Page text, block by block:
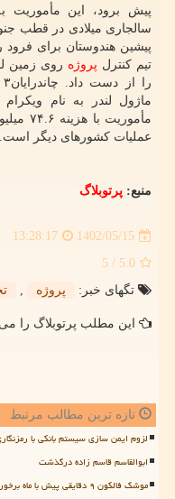
پیشین هندوستان برای
تیم کنترل پروژه روی زمین
ماژول لندر به نام
عملیات کشورهای دیگر است.
منبع: پرتوبلاگ
1402/05/15
13:28:17
5.0
/ 5
تگهای خبر:
پروژه ,
این مطلب پرتوبلاگ را
تازه ترین مطالب مرتبط
لزوم ایمن سازی سیستم بانکی با
ابوالقاسم قاسم زاده درگذشت
موشک فالکون ۹ دقایقی پیش با ماه برخورد کرد